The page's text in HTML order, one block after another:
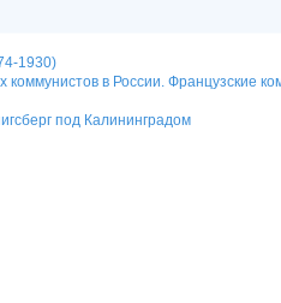
1930)
в России. Французские
под Калининградом